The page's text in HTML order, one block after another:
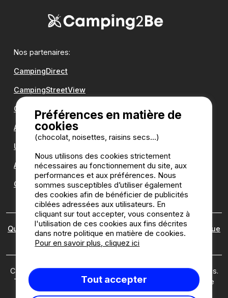
Nos partenaires:
CampingDirect
CampingStreetView
Groupe Romanée
Antilope VAN
Une question ?
Annuaire des campings
Guide camping
Qui sommes nous ?|Mentions légales|Cookies|
Politique
des avis
Camping2be.com ©2026 Camping2Be, tous droits réservés.
Tous les médias et toutes les images sont la propriété de
leurs détenteurs respectifs.
Préférences en matière de
cookies
(chocolat, noisettes, raisins secs...)
Nous utilisons des cookies strictement
nécessaires au fonctionnement du site, aux
performances et aux préférences. Nous
sommes susceptibles d’utiliser également
des cookies afin de bénéficier de publicités
ciblées adressées aux utilisateurs. En
cliquant sur tout accepter, vous consentez à
l'utilisation de ces cookies aux fins décrites
dans notre politique en matière de cookies.
Pour en savoir plus, cliquez ici
Tout accepter